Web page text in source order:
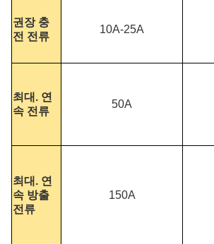
권장 충
전 전류
10A-25A
최대. 연
속 전류
50A
최대. 연
속 방출
전류
150A